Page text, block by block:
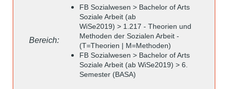
Bereich:
FB Sozialwesen > Bachelor of Arts
Soziale Arbeit (ab
WiSe2019) > 1.217 - Theorien und
Methoden der Sozialen Arbeit -
(T=Theorien | M=Methoden)
FB Sozialwesen > Bachelor of Arts
Soziale Arbeit (ab WiSe2019) > 6.
Semester (BASA)